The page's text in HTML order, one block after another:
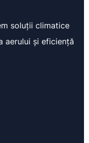
soluții climatice
aerului și eficiență